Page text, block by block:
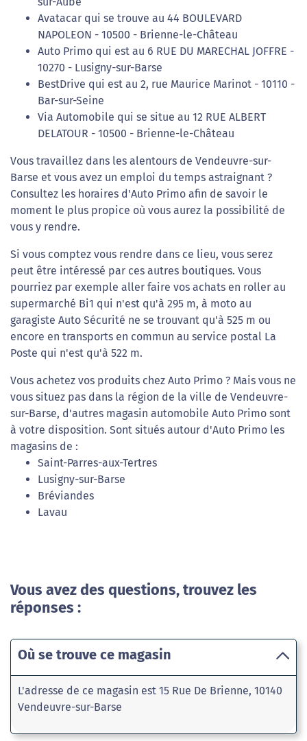
Avatacar qui se trouve au 44 BOULEVARD
NAPOLEON - 10500 - Brienne-le-Château
Auto Primo qui est au 6 RUE DU MARECHAL JOFFRE -
10270 - Lusigny-sur-Barse
BestDrive qui est au 2, rue Maurice Marinot - 10110 -
Bar-sur-Seine
Via Automobile qui se situe au 12 RUE ALBERT
DELATOUR - 10500 - Brienne-le-Château
Vous travaillez dans les alentours de Vendeuvre-sur-
Barse et vous avez un emploi du temps astraignant ?
Consultez les horaires d'Auto Primo afin de savoir le
moment le plus propice où vous aurez la possibilité de
vous y rendre.
Si vous comptez vous rendre dans ce lieu, vous serez
peut être intéressé par ces autres boutiques. Vous
pourriez par exemple aller faire vos achats en roller au
supermarché Bi1 qui n'est qu'à 295 m, à moto au
garagiste Auto Sécurité ne se trouvant qu'à 525 m ou
encore en transports en commun au service postal La
Poste qui n'est qu'à 522 m.
Vous achetez vos produits chez Auto Primo ? Mais vous ne
vous situez pas dans la région de la ville de Vendeuvre-
sur-Barse, d'autres magasin automobile Auto Primo sont
à votre disposition. Sont situés autour d'Auto Primo les
magasins de :
Saint-Parres-aux-Tertres
Lusigny-sur-Barse
Bréviandes
Lavau
Vous avez des questions, trouvez les
réponses :
Où se trouve ce magasin
L'adresse de ce magasin est 15 Rue De Brienne, 10140
Vendeuvre-sur-Barse